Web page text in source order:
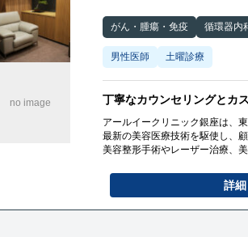
がん・腫瘍・免疫 循環器内
男性医師 土曜診療
丁寧なカウンセリングとカ
アールイークリニック銀座は、
最新の美容医療技術を駆使し、
美容整形手術やレーザー治療、
し、安全で効果的な結果を目指し
詳細